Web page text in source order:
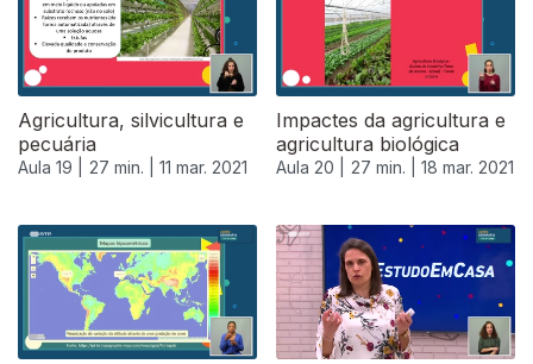
Agricultura, silvicultura e
pecuária
Aula 19 | 27 min. | 11 mar. 2021
Impactes da agricultura e
agricultura biológica
Aula 20 | 27 min. | 18 mar. 2021